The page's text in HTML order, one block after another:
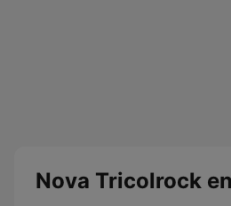
Nova Tricolrock